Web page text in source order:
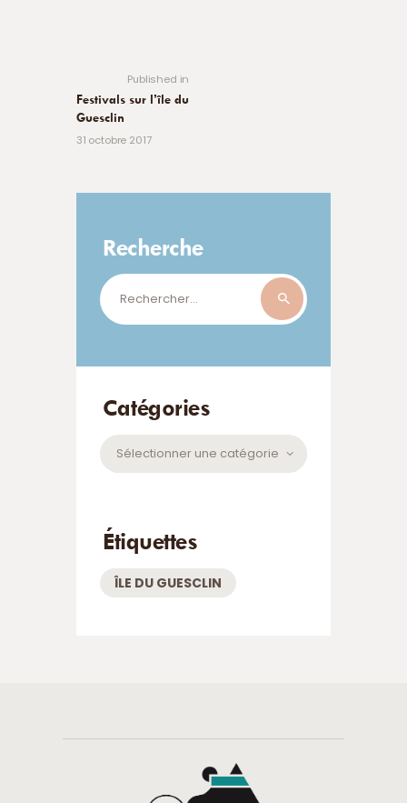
Published in
Festivals sur l’île du
Guesclin
31 octobre 2017
Recherche
Rechercher :
Catégories
Catégories
Étiquettes
ÎLE DU GUESCLIN